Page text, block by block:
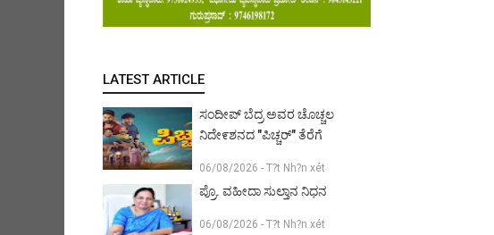
LATEST ARTICLE
ಸಂದೀಪ್ ಬೆದ್ರ ಅವರ ಚೊಚ್ಚಲ
ನಿದೇ೯ಶನದ "ಪಿಚ್ಚರ್" ತೆರೆಗೆ
06/08/2026 - T?t Nh?n xét
ಪ್ರೊ. ವಹೀದಾ ಸುಲ್ತಾನ ನಿಧನ
06/08/2026 - T?t Nh?n xét